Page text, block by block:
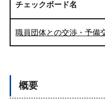
チェックボード名
職員団体との交渉・予備
概要